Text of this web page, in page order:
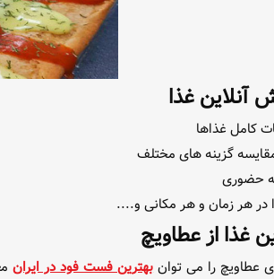
آنلاین غذا
کامل غذاها
گزینه های مختلف
حضوری
هر زمان و هر مکانی و....
غذا از عطاویچ
عطاویچ را می توانبهترین فست فود در ایران